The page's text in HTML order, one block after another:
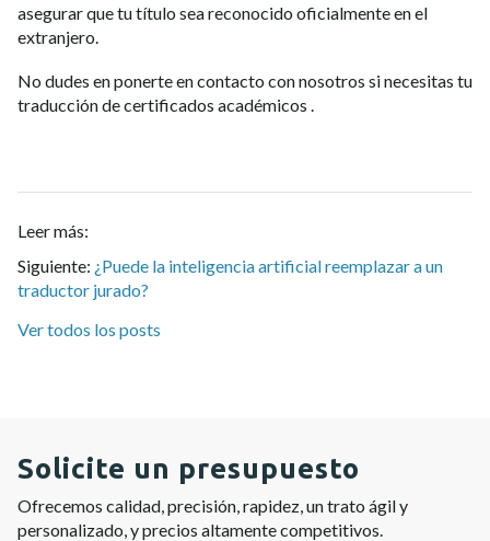
asegurar que tu título sea reconocido oficialmente en el
extranjero.
No dudes en ponerte en contacto con nosotros si necesitas tu
traducción de certificados académicos
Leer más:
Siguiente: ¿Puede la inteligencia artificial reemplazar a un
traductor jurado?
Ver todos los posts
Solicite un presupuesto
Ofrecemos calidad, precisión, rapidez, un trato ágil y
personalizado, y precios altamente competitivos.